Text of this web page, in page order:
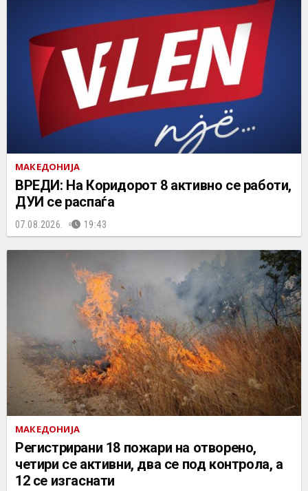
МАКЕДОНИЈА
ВРЕДИ: На Коридорот 8 активно се работи,
ДУИ се распаѓа
07.08.2026. 19:43
МАКЕДОНИЈА
Регистрирани 18 пожари на отворено,
четири се активни, два се под контрола, а
12 се изгаснати